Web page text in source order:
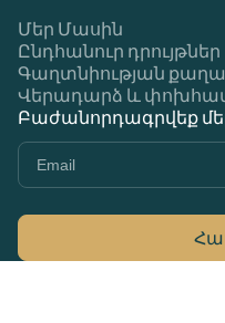
Մեր Մասին
Ընդհանուր դրույթներ
Գաղտնիության
Վերադարձ և
Բաժանորդագրվեք մեր